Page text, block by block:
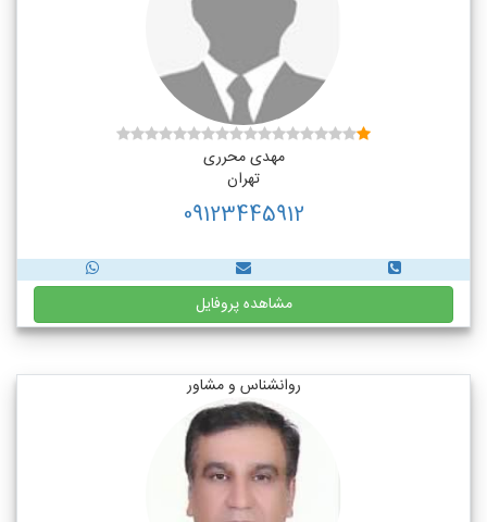
مهدی محرری
تهران
09123445912
مشاهده پروفایل
روانشناس و مشاور